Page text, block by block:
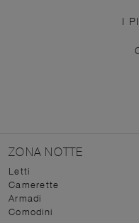
I
ZONA NOTTE
Letti
Camerette
Armadi
Comodini